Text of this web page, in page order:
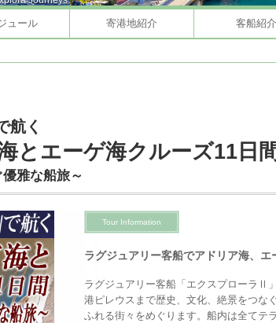
ュール 寄港地紹介 客船紹介
航く
とエーゲ海クルーズ11日
雅な船旅～
Tour Information
ラグジュアリー客船でアドリア海、エ
ラグジュアリー客船「エクスプローラⅡ
港ピレウスまで歴史、文化、絶景をつな
ふれる街々をめぐります。船内は全てテ